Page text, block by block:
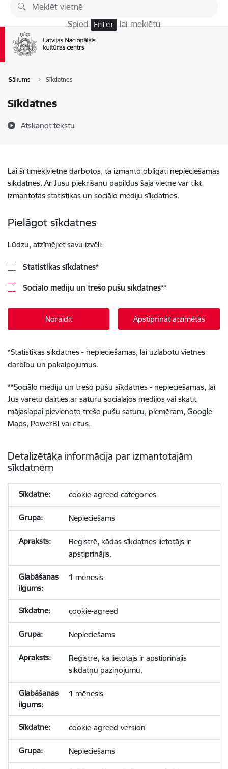
Pāriet uz lapas saturu
Spied Enter lai meklētu
Sākums Sīkdatnes
Sīkdatnes
Atskaņot tekstu
Lai šī tīmekļvietne darbotos, tā izmanto obligāti nepieciešamās
sīkdatnes. Ar Jūsu piekrišanu papildus šajā vietnē var tikt
izmantotas statistikas un sociālo mediju sīkdatnes.
Pielāgot sīkdatnes
Lūdzu, atzīmējiet savu izvēli:
Statistikas sīkdatnes*
Sociālo mediju un trešo pušu sīkdatnes**
Noraidīt Apstiprināt atzīmētās
*Statistikas sīkdatnes - nepieciešamas, lai uzlabotu vietnes
darbību un pakalpojumus.
**Sociālo mediju un trešo pušu sīkdatnes - nepieciešamas, lai
Jūs varētu dalīties ar saturu sociālajos medijos vai skatīt
mājaslapai pievienoto trešo pušu saturu, piemēram, Google
Maps, PowerBI vai citus.
Detalizētāka informācija par izmantotajām
sīkdatnēm
cookie-agreed-categories
Nepieciešams
Reģistrē, kādas sīkdatnes lietotājs ir
apstiprinājis.
1 mēnesis
cookie-agreed
Nepieciešams
Reģistrē, ka lietotājs ir apstiprinājis
sīkdatņu paziņojumu.
1 mēnesis
cookie-agreed-version
Nepieciešams